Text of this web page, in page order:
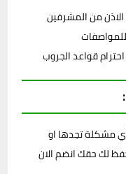
من المشرفين
قواعد الجروب
مشكلة تجدها او
لك حقك انضم الان